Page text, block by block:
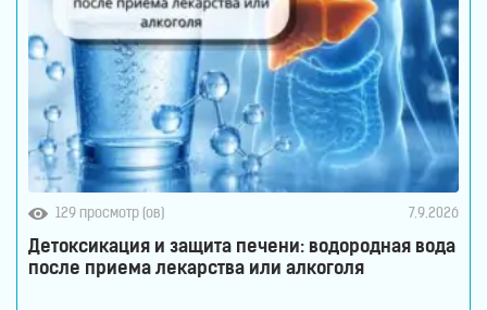
129 просмотр (ов) 7.9.2026
Детоксикация и защита печени: водородная вода
после приема лекарства или алкоголя